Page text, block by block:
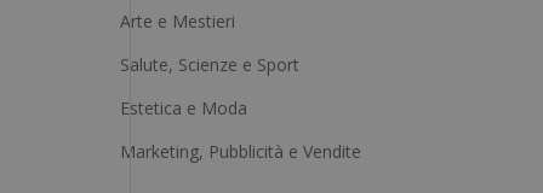
n
a
v
Arte e Mestieri
Salute, Scienze e Sport
Estetica e Moda
Marketing, Pubblicità e Vendite